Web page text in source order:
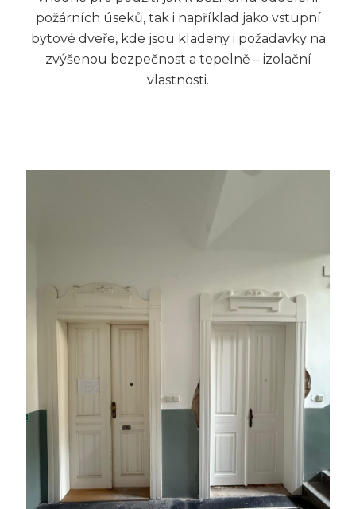
požárních úseků, tak i například jako vstupní
bytové dveře, kde jsou kladeny i požadavky na
zvýšenou bezpečnost a tepelně – izolační
vlastnosti.